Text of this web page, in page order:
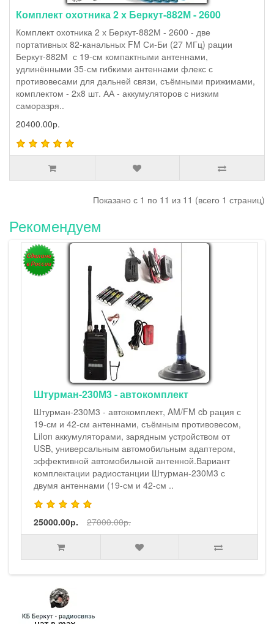
Комплект охотника 2 х Беркут-882М - 2600
Комплект охотника 2 х Беркут-882М - 2600 - две
портативных 82-канальных FM Си-Би (27 МГц) рации
Беркут-882М с 19-см компактными антеннами,
удлинёнными 35-см гибкими антеннами флекс с
противовесами для дальней связи, съёмными прижимами,
комплектом - 2х8 шт. АА - аккумуляторов с низким
саморазря..
20400.00р.
Показано с 1 по 11 из 11 (всего 1 страниц)
Рекомендуем
Штурман-230М3 - автокомплект
Штурман-230М3 - автокомплект, AM/FM cb рация с
19-см и 42-см антеннами, съёмным противовесом,
LiIon аккумуляторами, зарядным устройством от
USB, универсальным автомобильным адаптером,
эффективной автомобильной антенной.Вариант
комплектации радиостанции Штурман-230М3 с
двумя антеннами (19-см и 42-см ..
25000.00р. 27000.00р.